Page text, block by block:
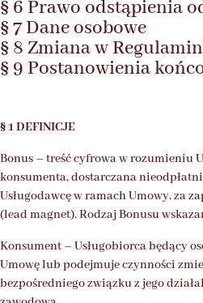
§ 6 Prawo odstąpienia
§ 7 Dane osobowe
§ 8 Zmiana w
§ 9 Postanowienia
§ 1 DEFINICJE
Bonus – treść cyfrowa w rozumieniu
konsumenta, dostarczana
Usługodawcę w ramach Umowy, za
(lead magnet). Rodzaj Bonusu
Konsument – Usługobiorca będący
Umowę lub podejmuje czynności
bezpośredniego związku z jego